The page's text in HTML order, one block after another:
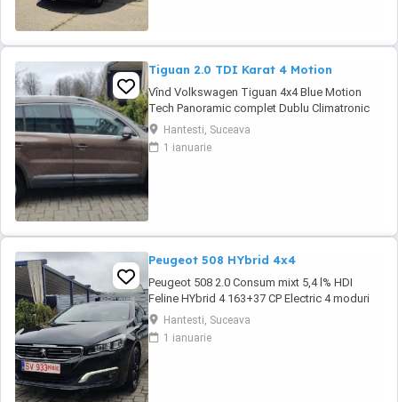
Tiguan 2.0 TDI Karat 4 Motion
Vînd Volkswagen Tiguan 4x4 Blue Motion
Tech Panoramic complet Dublu Climatronic
Navigație mare cu touch-screen Geamuri și
oglinzi electrice-rabatabile Senzori parcare
față-spate Senzori lumini și ploaie Sistem
Hantesti, Suceava
1 ianuarie
Peugeot 508 HYbrid 4x4
Peugeot 508 2.0 Consum mixt 5,4 l% HDI
Feline HYbrid 4 163+37 CP Electric 4 moduri
de condus ( Auto, Sport, Zev,4 WD Tracțiune
4x4 Padele volan Lumini LED Sistem Start-
Stop Scaune Sport încălzite Masaj scaun
Hantesti, Suceava
1 ianuarie